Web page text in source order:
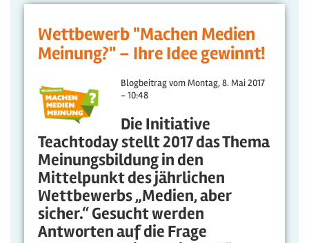
Wettbewerb "Machen Medien
Meinung?" – Ihre Idee gewinnt!
Blogbeitrag vom Montag, 8. Mai 2017
- 10:48
Die Initiative
Teachtoday stellt 2017 das Thema
Meinungsbildung in den
Mittelpunkt des jährlichen
Wettbewerbs „Medien, aber
sicher.“ Gesucht werden
Antworten auf die Frage